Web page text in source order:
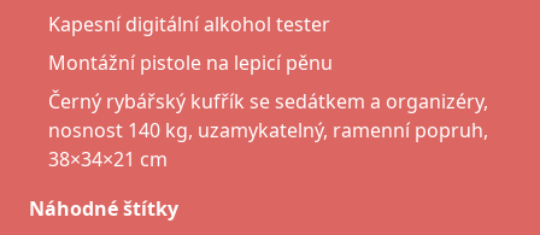
Kapesní digitální alkohol tester
Montážní pistole na lepicí pěnu
Černý rybářský kufřík se sedátkem a organizéry,
nosnost 140 kg, uzamykatelný, ramenní popruh,
38×34×21 cm
Náhodné štítky